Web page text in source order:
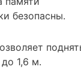
безопасны.
1,6 м.